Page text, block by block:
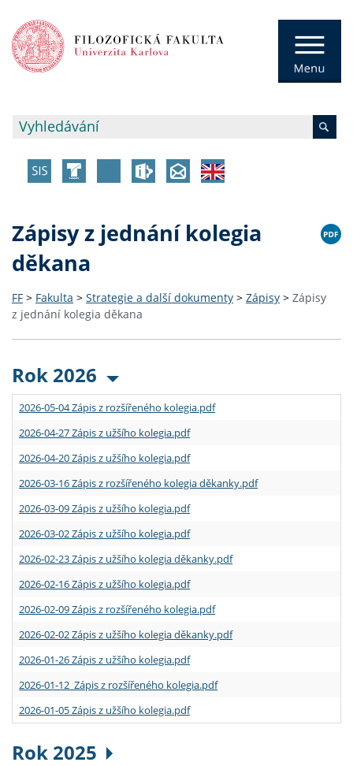
Zápisy z jednání kolegia
děkana
FF > Fakulta > Strategie a další dokumenty > Zápisy > Zápisy
z jednání kolegia děkana
Rok 2026
2026-05-04 Zápis z rozšířeného kolegia.pdf
2026-04-27 Zápis z užšího kolegia.pdf
2026-04-20 Zápis z užšího kolegia.pdf
2026-03-16 Zápis z rozšířeného kolegia děkanky.pdf
2026-03-09 Zápis z užšího kolegia.pdf
2026-03-02 Zápis z užšího kolegia.pdf
2026-02-23 Zápis z užšího kolegia děkanky.pdf
2026-02-16 Zápis z užšího kolegia.pdf
2026-02-09 Zápis z rozšířeného kolegia.pdf
2026-02-02 Zápis z užšího kolegia děkanky.pdf
2026-01-26 Zápis z užšího kolegia.pdf
2026-01-12 Zápis z rozšířeného kolegia.pdf
2026-01-05 Zápis z užšího kolegia.pdf
Rok 2025